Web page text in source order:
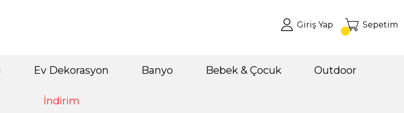
Giriş Yap Sepetim
Ev Dekorasyon Banyo Bebek & Çocuk Outdoor
İndirim